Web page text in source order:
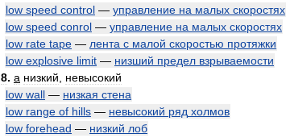
low speed control — управление на малых скоростях
low speed conrol — управление на малых скоростях
low rate tape — лента с малой скоростью протяжки
low explosive limit — низший предел взрываемости
8. a низкий
невысокий
low wall — низкая стена
low range of hills — невысокий ряд холмов
low forehead — низкий лоб